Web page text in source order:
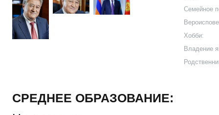
Семейное
Хобби:
Владение
СРЕДНЕЕ ОБРАЗОВАНИЕ: